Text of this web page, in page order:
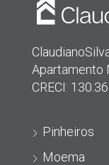
Apartamento
CRECI:
Pinheiros
Moema